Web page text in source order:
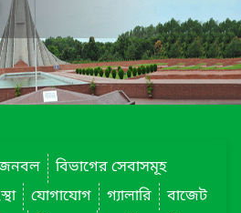
বিভাগের সেবাসমূহ
যোগাযোগ গ্যালারি
বাজেট